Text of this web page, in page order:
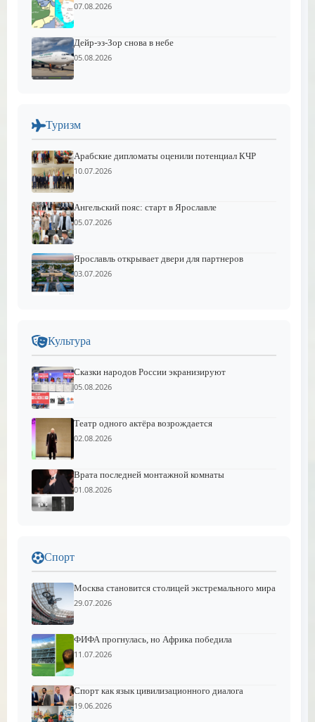
07.08.2026
Дейр-эз-Зор снова в небе
05.08.2026
Туризм
Арабские дипломаты оценили потенциал КЧР
10.07.2026
Ангельский пояс: старт в Ярославле
05.07.2026
Ярославль открывает двери для партнеров
03.07.2026
Культура
Сказки народов России экранизируют
05.08.2026
Театр одного актёра возрождается
02.08.2026
Врата последней монтажной комнаты
01.08.2026
Спорт
Москва становится столицей экстремального мира
29.07.2026
ФИФА прогнулась, но Африка победила
11.07.2026
Спорт как язык цивилизационного диалога
19.06.2026